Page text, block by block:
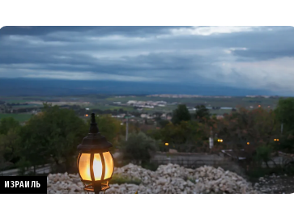
ИЗРАИЛЬ